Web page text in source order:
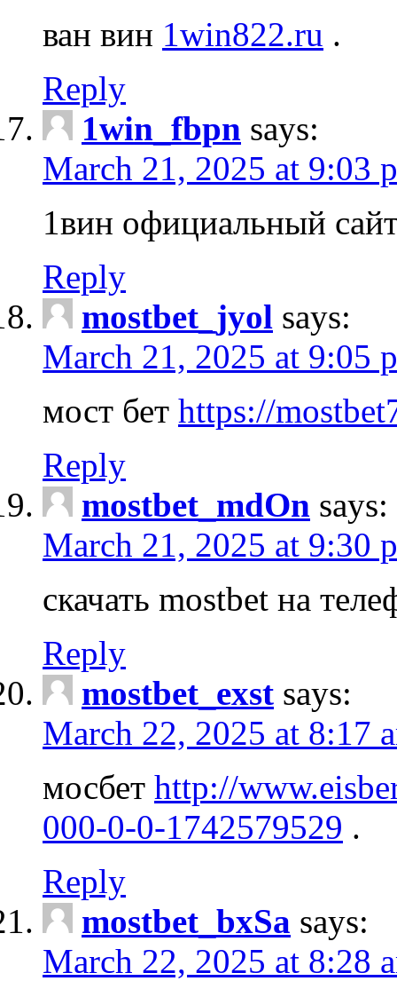
ван вин 1win822.ru .
Reply
1win_fbpn says:
March 21, 2025 at 9:03
1вин официальный
Reply
mostbet_jyol says:
March 21, 2025 at 9:05
мост бет https://
Reply
mostbet_mdOn says:
March 21, 2025 at 9:30
скачать mostbet на
Reply
mostbet_exst says:
March 22, 2025 at 8:17
мосбет http://
000-0-0-1742579529 .
Reply
mostbet_bxSa says:
March 22, 2025 at 8:28